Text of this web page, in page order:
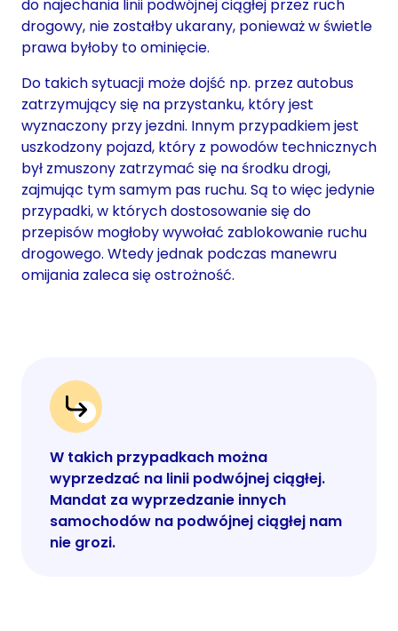
do najechania linii podwójnej ciągłej przez ruch
drogowy, nie zostałby ukarany, ponieważ w świetle
prawa byłoby to ominięcie.
Do takich sytuacji może dojść np. przez autobus
zatrzymujący się na przystanku, który jest
wyznaczony przy jezdni. Innym przypadkiem jest
uszkodzony pojazd, który z powodów technicznych
był zmuszony zatrzymać się na środku drogi,
zajmując tym samym pas ruchu. Są to więc jedynie
przypadki, w których dostosowanie się do
przepisów mogłoby wywołać zablokowanie ruchu
drogowego. Wtedy jednak podczas manewru
omijania zaleca się ostrożność.
W takich przypadkach można
wyprzedzać na linii podwójnej ciągłej.
Mandat za wyprzedzanie innych
samochodów na podwójnej ciągłej nam
nie grozi.